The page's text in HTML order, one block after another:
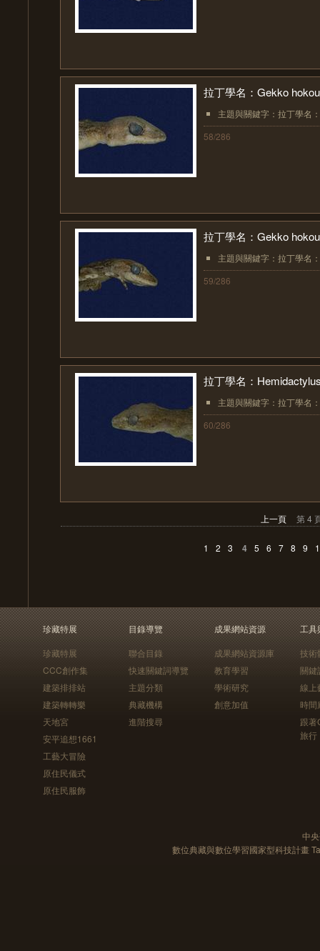
拉丁學名：Gekko
主題與關鍵字：拉丁學名
58/286
拉丁學名：Gekko
主題與關鍵字：拉丁學名
59/286
拉丁學名：
主題與關鍵字：拉丁學名
60/286
上一頁 第 4
1 2 3 4 5 6 7 8 9
珍藏特展
珍藏特展
CCC創作集
建築排排站
建築轉轉樂
天地宮
安平追想1661
工藝大冒險
原住民儀式
原住民服飾
目錄導覽
聯合目錄
快速關鍵詞導覽
主題分類
典藏機構
進階搜尋
成果網站資源
成果網站資源庫
教育學習
學術研究
創意加值
工具
技術
關鍵
線上
時間
跟
旅行
中
數位典藏與數位學習國家型科技計畫